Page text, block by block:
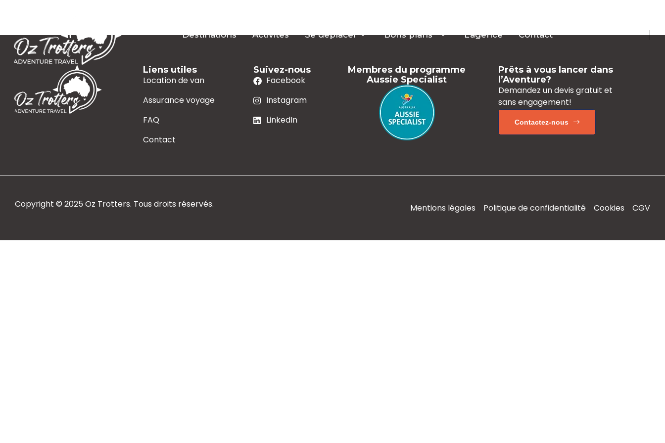
Destinations Activités Se déplacer Bons plans L’agence Contact
Liens utiles
Location de van
Assurance voyage
FAQ
Contact
Suivez-nous
Facebook
Instagram
LinkedIn
Membres du programme
Aussie Specialist
Prêts à vous lancer dans
l’Aventure?
Demandez un devis gratuitet
sans engagement!
Contactez-nous
Copyright © 2025 Oz Trotters. Tous droits réservés. Mentions légales Politique de confidentialité Cookies CGV